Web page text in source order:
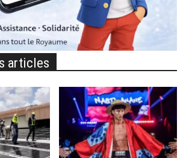
articles